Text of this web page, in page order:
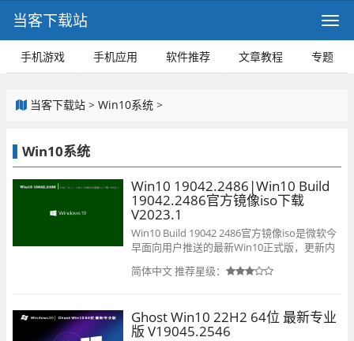
当客下载站
手机游戏 手机应用 软件推荐 文章教程 专题
当客下载站 > Win10系统 >
Win10系统
Win10 19042.2486|Win10 Build
19042.2486官方镜像iso下载
V2023.1
Win10 Build 19042 2486官方镜像iso是微软今
早面向用户推送的最新Win10正式版，更新内
最新的版本，小编带来了全新Win10 Build
安装使用。
简体中文推荐星级：
Ghost Win10 22H2 64位 最新专业
版 V19045.2546